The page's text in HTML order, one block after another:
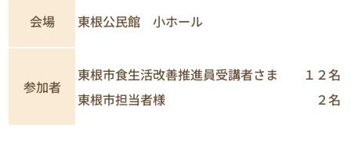
会場 東根公民館 小ホール
参加者
東根市食生活改善推進員受講者さま １２名
東根市担当者様 ２名